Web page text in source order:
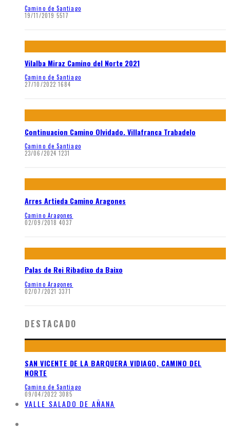
Camino de Santiago
19/11/2019 5517
Vilalba Miraz Camino del Norte 2021
Camino de Santiago
27/10/2022 1684
Continuacion Camino Olvidado. Villafranca Trabadelo
Camino de Santiago
23/06/2024 1231
Arres Artieda Camino Aragones
Camino Aragones
02/09/2018 4037
Palas de Rei Ribadixo da Baixo
Camino Aragones
02/07/2021 3371
DESTACADO
SAN VICENTE DE LA BARQUERA VIDIAGO, CAMINO DEL
NORTE
Camino de Santiago
09/04/2022 3085
VALLE SALADO DE AÑANA